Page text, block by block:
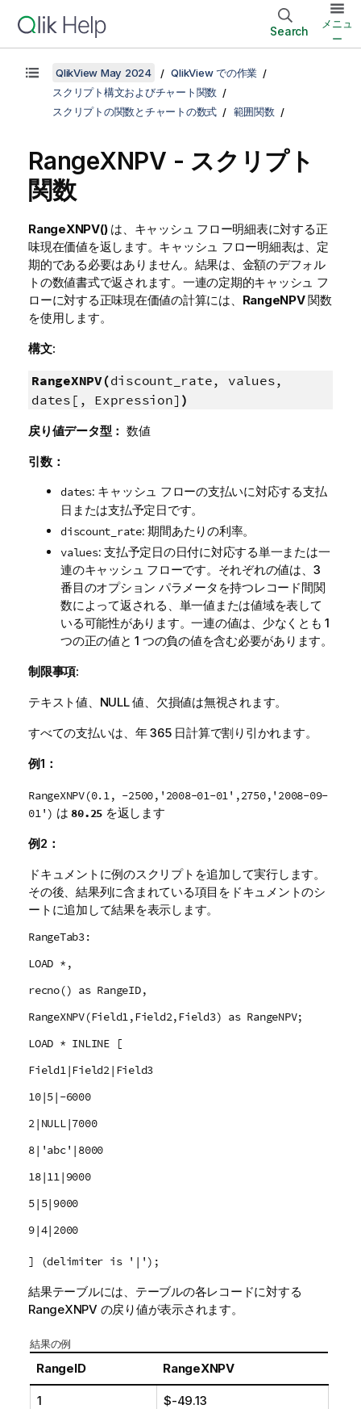
Search
メニュ
ー
QlikView May 2024
QlikView での作業
スクリプト構文およびチャート関数
スクリプトの関数とチャートの数式
範囲関数
RangeXNPV - スクリプト
関数
RangeXNPV()は、キャッシュ フロー明細表に対する正
味現在価値を返します。キャッシュ フロー明細表は、定
期的である必要はありません。結果は、金額のデフォル
トの数値書式で返されます。一連の定期的キャッシュ フ
ローに対する正味現在価値の計算には、 RangeNPV関数
を使用します。
構文:
RangeXNPV(discount_rate, values,
dates[, Expression] )
戻り値データ型： 数値
引数：
dates: キャッシュ フローの支払いに対応する支払
日または支払予定日です。
discount_rate: 期間あたりの利率。
values: 支払予定日の日付に対応する単一または一
連のキャッシュ フローです。それぞれの値は、3
番目のオプション パラメータを持つレコード間関
数によって返される、単一値または値域を表して
いる可能性があります。一連の値は、少なくとも 1
つの正の値と 1 つの負の値を含む必要があります。
制限事項:
テキスト値、 NULL値、欠損値は無視されます。
すべての支払いは、年 365 日計算で割り引かれます。
例1：
RangeXNPV(0.1, -2500,'2008-01-01',2750,'2008-09-
01') は 80.25 を返します
例2：
ドキュメントに例のスクリプトを追加して実行します。
その後、結果列に含まれている項目をドキュメントのシ
ートに追加して結果を表示します。
RangeTab3:
LOAD *,
recno() as RangeID,
RangeXNPV(Field1,Field2,Field3) as RangeNPV;
LOAD * INLINE [
Field1|Field2|Field3
10|5|-6000
2|NULL|7000
8|'abc'|8000
18|11|9000
5|5|9000
9|4|2000
] (delimiter is '|');
結果テーブルには、テーブルの各レコードに対する
RangeXNPVの戻り値が表示されます。
結果の例
RangeID RangeXNPV
1 $-49.13